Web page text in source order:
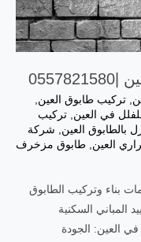
تركيب طابوق العين
في العين تركيب
بالطابوق العين
شركة
العين طابوق مزخرف
بناء وتركيب الطابوق
المباني السكنية
العين: الجودة